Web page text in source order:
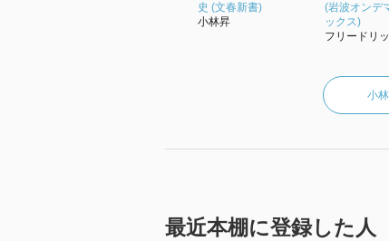
史 (文春新書)
小林昇
(岩波オンデ
ックス)
フリードリ
小
最近本棚に登録した人